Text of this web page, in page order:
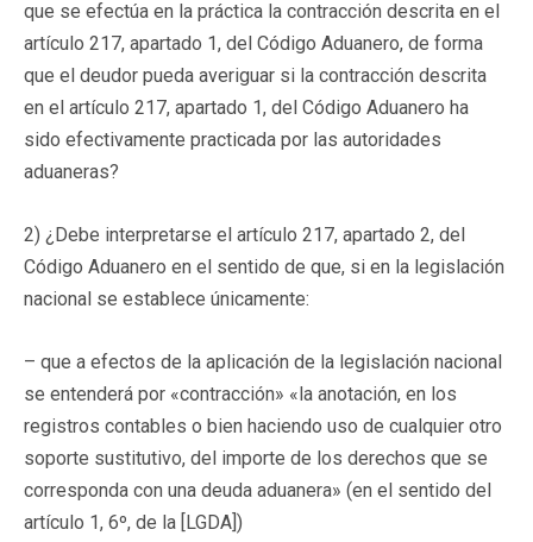
que se efectúa en la práctica la contracción descrita en el
artículo 217, apartado 1, del Código Aduanero, de forma
que el deudor pueda averiguar si la contracción descrita
en el artículo 217, apartado 1, del Código Aduanero ha
sido efectivamente practicada por las autoridades
aduaneras?
2) ¿Debe interpretarse el artículo 217, apartado 2, del
Código Aduanero en el sentido de que, si en la legislación
nacional se establece únicamente:
– que a efectos de la aplicación de la legislación nacional
se entenderá por «contracción» «la anotación, en los
registros contables o bien haciendo uso de cualquier otro
soporte sustitutivo, del importe de los derechos que se
corresponda con una deuda aduanera» (en el sentido del
artículo 1, 6º, de la [LGDA])